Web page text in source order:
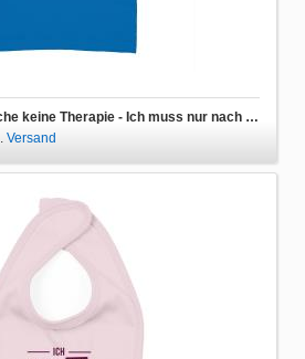
Kinder T-Shirt Ich brauche keine Therapie - Ich muss nur nach Miami
Versand